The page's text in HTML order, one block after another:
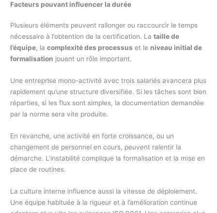
Facteurs pouvant influencer la durée
Plusieurs éléments peuvent rallonger ou raccourcir le temps
nécessaire à l’obtention de la certification. Lataille de
l’équipe, lacomplexité des processus et le niveau initial de
formalisation jouent un rôle important.
Une entreprise mono-activité avec trois salariés avancera plus
rapidement qu’une structure diversifiée. Si les tâches sont bien
réparties, si les flux sont simples, la documentation demandée
par la norme sera vite produite.
En revanche, une activité en forte croissance, ou un
changement de personnel en cours, peuvent ralentir la
démarche. L’instabilité complique la formalisation et la mise en
place de routines.
La culture interne influence aussi la vitesse de déploiement.
Une équipe habituée à la rigueur et à l’amélioration continue